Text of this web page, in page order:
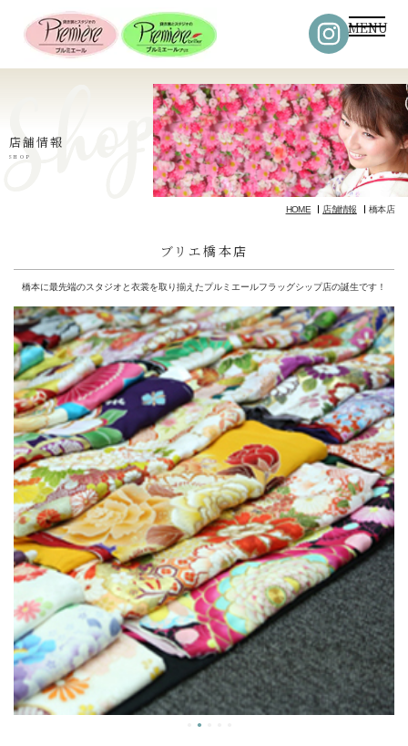
MENU
HOME 店舗情報 橋本店
店舗情報
SHOP
ブリエ橋本店
橋本に最先端のスタジオと衣裳を取り揃えたプルミエールフラッグシップ店の誕生です！